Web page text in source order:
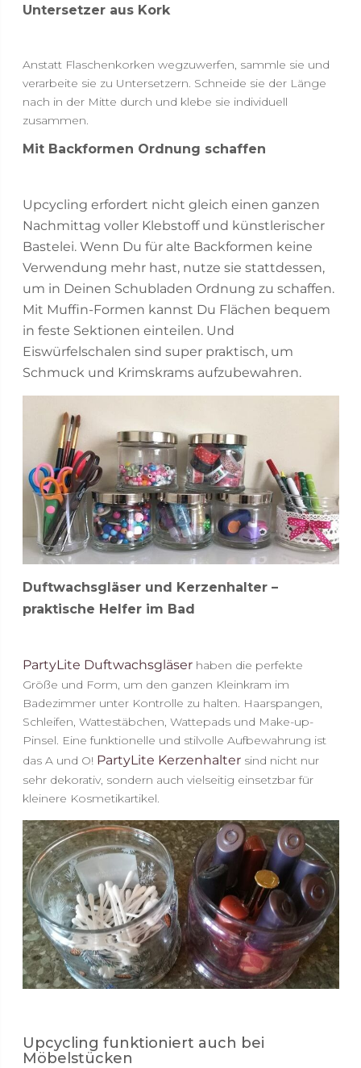
Untersetzer aus Kork
Anstatt Flaschenkorken wegzuwerfen, sammle sie und
verarbeite sie zu Untersetzern. Schneide sie der Länge
nach in der Mitte durch und klebe sie individuell
zusammen.
Mit Backformen Ordnung schaffen
Upcycling erfordert nicht gleich einen ganzen
Nachmittag voller Klebstoff und künstlerischer
Bastelei. Wenn Du für alte Backformen keine
Verwendung mehr hast, nutze sie stattdessen,
um in Deinen Schubladen Ordnung zu schaffen.
Mit Muffin-Formen kannst Du Flächen bequem
in feste Sektionen einteilen. Und
Eiswürfelschalen sind super praktisch, um
Schmuck und Krimskrams aufzubewahren.
Duftwachsgläser und Kerzenhalter –
praktische Helfer im Bad
PartyLite Duftwachsgläserhaben die perfekte
Größe und Form, um den ganzen Kleinkram im
Badezimmer unter Kontrolle zu halten. Haarspangen,
Schleifen, Wattestäbchen, Wattepads und Make-up-
Pinsel. Eine funktionelle und stilvolle Aufbewahrung ist
das A und O! PartyLite Kerzenhaltersind nicht nur
sehr dekorativ, sondern auch vielseitig einsetzbar für
kleinere Kosmetikartikel.
Upcycling funktioniert auch bei
Möbelstücken